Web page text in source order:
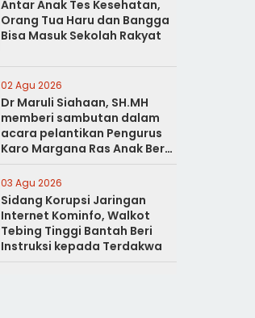
Antar Anak Tes Kesehatan,
Orang Tua Haru dan Bangga
Bisa Masuk Sekolah Rakyat
02 Agu 2026
Dr Maruli Siahaan, SH.MH
memberi sambutan dalam
acara pelantikan Pengurus
Karo Margana Ras Anak Beru
Anak Beru Menteri Periode
Kota Medan
03 Agu 2026
Sidang Korupsi Jaringan
Internet Kominfo, Walkot
Tebing Tinggi Bantah Beri
Instruksi kepada Terdakwa